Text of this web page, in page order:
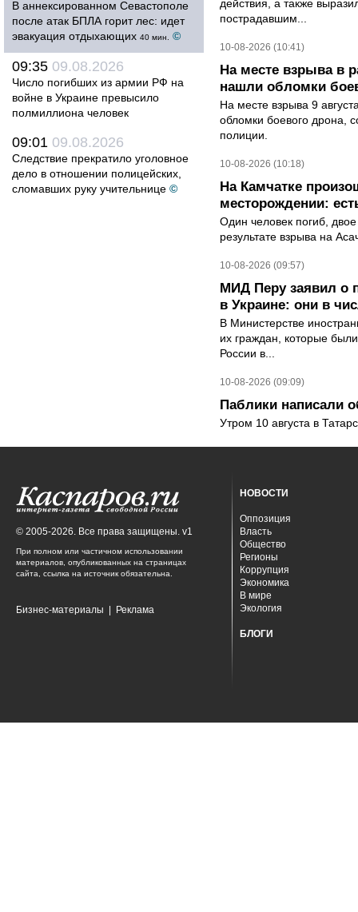
В аннексированном Севастополе
после атак БПЛА горит лес: идет
эвакуация отдыхающих 40 мин. ©
09:35 09.08.2026
Число погибших из армии РФ на
войне в Украине превысило
полмиллиона человек
09:01 09.08.2026
Следствие прекратило уголовное
дело в отношении полицейских,
сломавших руку учительнице ©
действия, а также
пострадавшим...
10-08-2026 (10:41)
На месте взрыва в
нашли обломки
На месте взрыва 9
обломки боевого дрона,
полиции.
10-08-2026 (10:18)
На Камчатке
месторождении:
Один человек погиб,
результате взрыва на
10-08-2026 (09:57)
МИД Перу заявил о
в Украине: они в
В Министерстве
их граждан, которые
России в...
10-08-2026 (09:09)
Паблики написали
Утром 10 августа в
© 2005-2026. Все права защищены. v1
При полном или частичном использовании
материалов, опубликованных на страницах
сайта, ссылка на источник обязательна.
Бизнес-материалы Реклама
НОВОСТИ
Оппозиция
Власть
Общество
Регионы
Коррупция
Экономика
В мире
Экология
БЛОГИ